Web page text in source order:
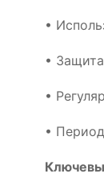
•
•
•
•